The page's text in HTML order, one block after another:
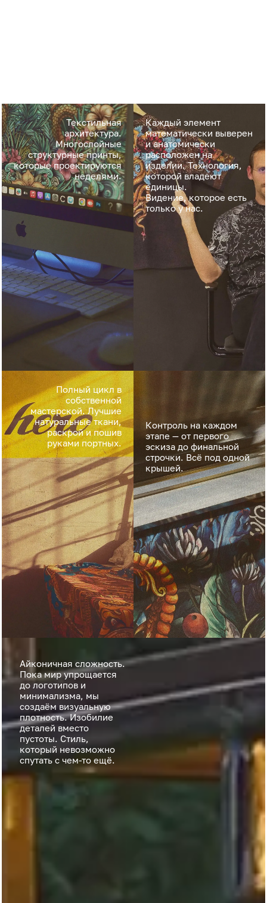
Текстильная
архитектура.
Многослойные
структурные принты,
которые проектируются
неделями.
Каждый элемент
математически выверен
и анатомически
расположен на
изделии. Технология,
которой владеют
единицы.
Видение, которое есть
только у нас.
Полный цикл в
собственной
мастерской. Лучшие
натуральные ткани,
раскрой и пошив
руками портных.
Контроль на каждом
этапе — от первого
эскиза до финальной
строчки. Всё под одной
крышей.
Айконичная сложность.
Пока мир упрощается
до логотипов и
минимализма, мы
создаём визуальную
плотность. Изобилие
деталей вместо
пустоты. Стиль,
который невозможно
спутать с чем-то ещё.